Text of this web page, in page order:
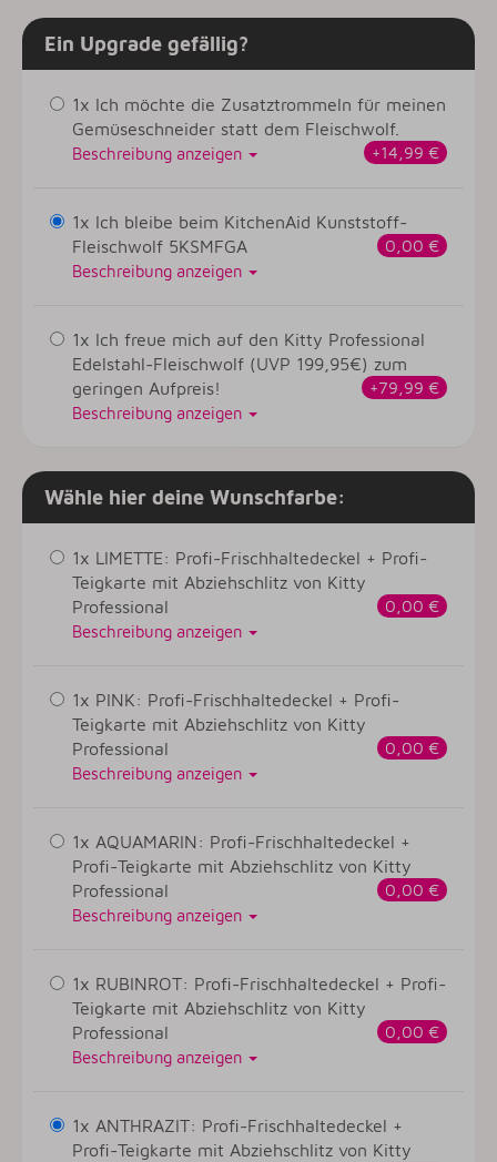
Ein Upgrade gefällig?
1x Ich möchte die Zusatztrommeln für meinen
Gemüseschneider statt dem Fleischwolf.
+14,99 €
Beschreibung anzeigen
1x Ich bleibe beim KitchenAid Kunststoff-
Fleischwolf 5KSMFGA
0,00 €
Beschreibung anzeigen
1x Ich freue mich auf den Kitty Professional
Edelstahl-Fleischwolf (UVP 199,95€) zum
geringen Aufpreis!
+79,99 €
Beschreibung anzeigen
Wähle hier deine Wunschfarbe:
1x LIMETTE: Profi-Frischhaltedeckel + Profi-
Teigkarte mit Abziehschlitz von Kitty
Professional
0,00 €
Beschreibung anzeigen
1x PINK: Profi-Frischhaltedeckel + Profi-
Teigkarte mit Abziehschlitz von Kitty
Professional
0,00 €
Beschreibung anzeigen
1x AQUAMARIN: Profi-Frischhaltedeckel +
Profi-Teigkarte mit Abziehschlitz von Kitty
Professional
0,00 €
Beschreibung anzeigen
1x RUBINROT: Profi-Frischhaltedeckel + Profi-
Teigkarte mit Abziehschlitz von Kitty
Professional
0,00 €
Beschreibung anzeigen
1x ANTHRAZIT: Profi-Frischhaltedeckel +
Profi-Teigkarte mit Abziehschlitz von Kitty